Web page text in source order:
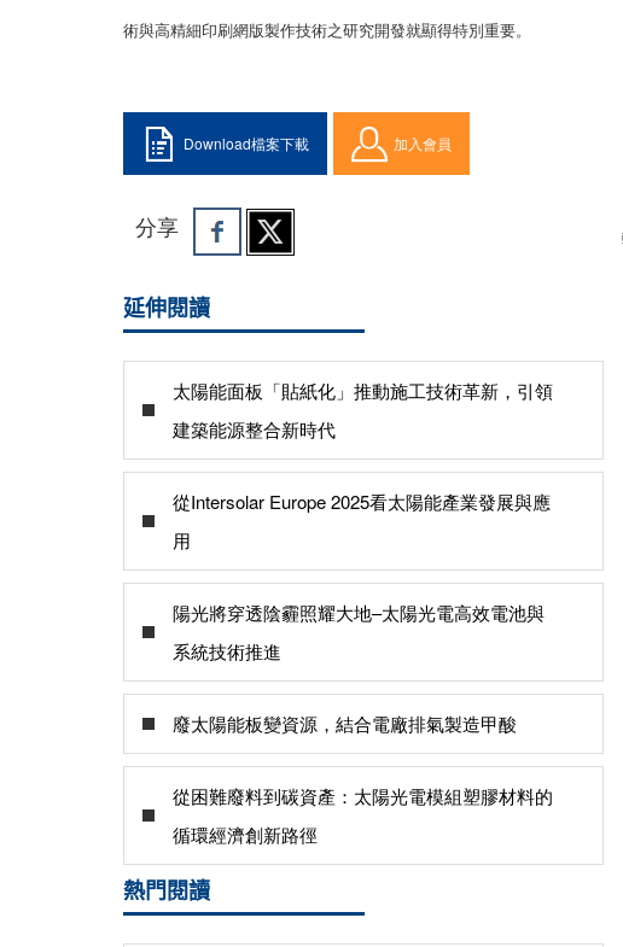
術與高精細印刷網版製作技術之研究開發就顯得特別重要。
Download檔案下載 加入會員
分享
延伸閱讀
太陽能面板「貼紙化」推動施工技術革新，引領
建築能源整合新時代
從Intersolar Europe 2025看太陽能產業發展與應
用
陽光將穿透陰霾照耀大地–太陽光電高效電池與
系統技術推進
廢太陽能板變資源，結合電廠排氣製造甲酸
從困難廢料到碳資產：太陽光電模組塑膠材料的
循環經濟創新路徑
熱門閱讀